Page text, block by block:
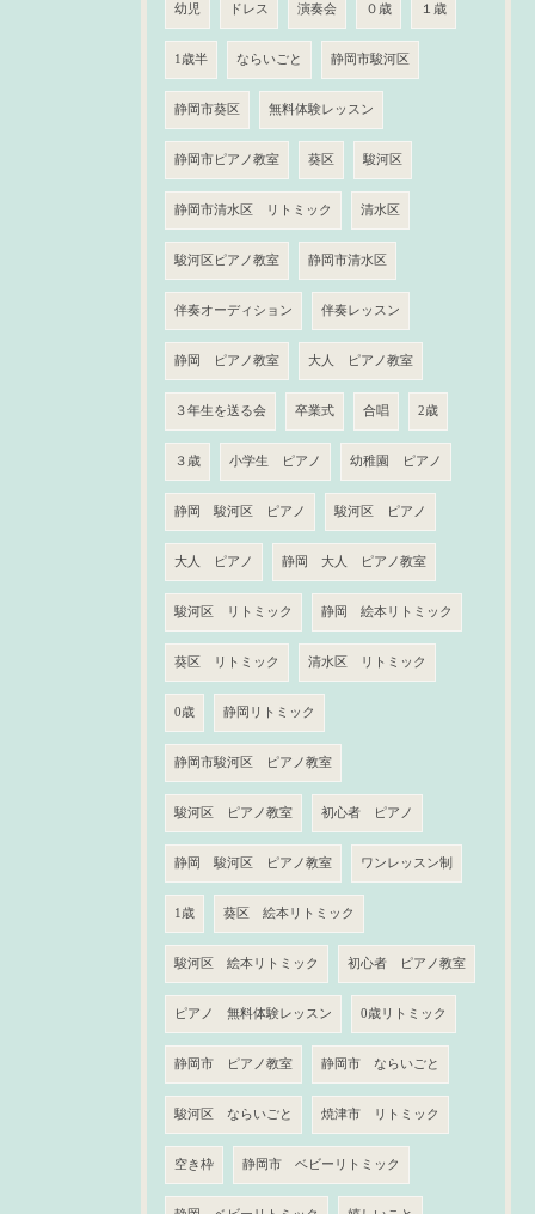
幼児 ドレス 演奏会 ０歳 １歳
1歳半 ならいごと 静岡市駿河区
静岡市葵区 無料体験レッスン
静岡市ピアノ教室 葵区 駿河区
静岡市清水区 リトミック 清水区
駿河区ピアノ教室 静岡市清水区
伴奏オーディション 伴奏レッスン
静岡 ピアノ教室 大人 ピアノ教室
３年生を送る会 卒業式 合唱 2歳
３歳 小学生 ピアノ 幼稚園 ピアノ
静岡 駿河区 ピアノ 駿河区 ピアノ
大人 ピアノ 静岡 大人 ピアノ教室
駿河区 リトミック 静岡 絵本リトミック
葵区 リトミック 清水区 リトミック
0歳 静岡リトミック
静岡市駿河区 ピアノ教室
駿河区 ピアノ教室 初心者 ピアノ
静岡 駿河区 ピアノ教室 ワンレッスン制
1歳 葵区 絵本リトミック
駿河区 絵本リトミック 初心者 ピアノ教室
ピアノ 無料体験レッスン 0歳リトミック
静岡市 ピアノ教室 静岡市 ならいごと
駿河区 ならいごと 焼津市 リトミック
空き枠 静岡市 ベビーリトミック